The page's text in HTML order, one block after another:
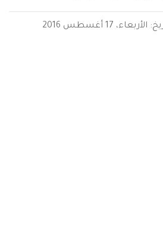
الأربعاء، 17 أغسطس 2016